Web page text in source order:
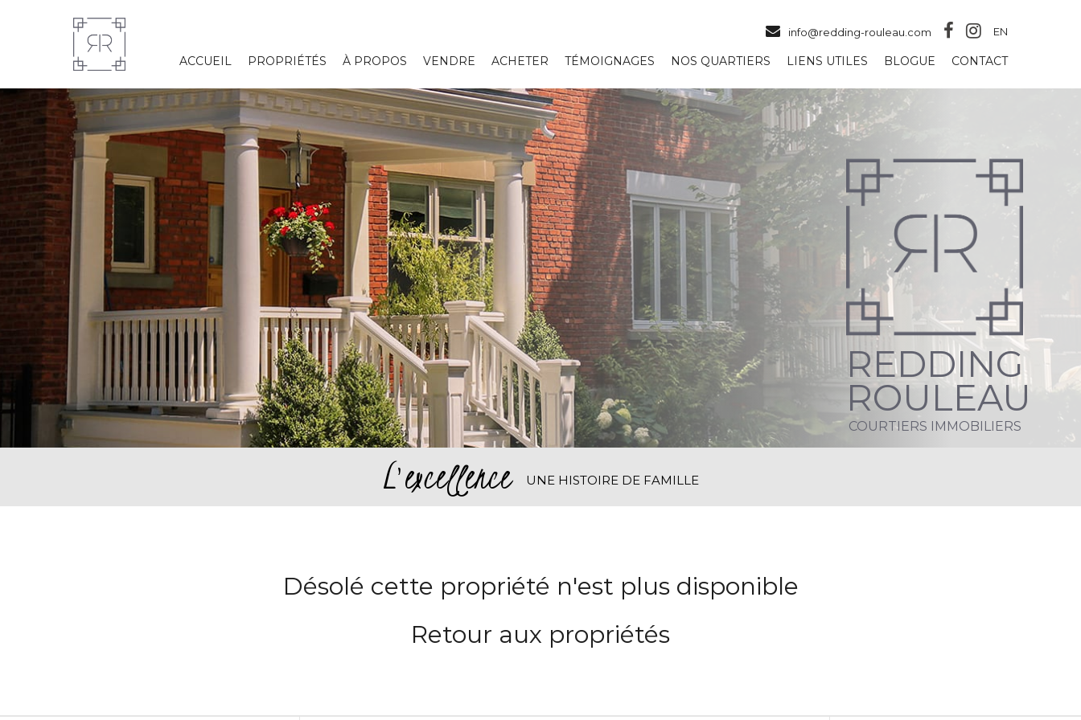
info@redding-rouleau.com EN
ACCUEIL PROPRIÉTÉS À PROPOS VENDRE ACHETER TÉMOIGNAGES NOS QUARTIERS LIENS UTILES BLOGUE CONTACT
REDDING
ROULEAU
COURTIERS IMMOBILIERS
L'excellence UNE HISTOIRE DE FAMILLE
Désolé cette propriété n'est plus disponible
Retour aux propriétés